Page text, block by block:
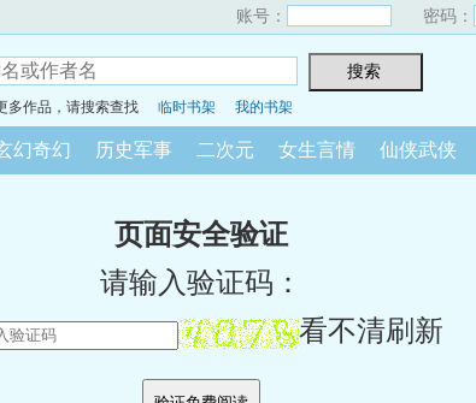
账号： 密码：
多作品，请搜索查找 临时书架 我的书架
幻奇幻 历史军事 二次元 女生言情 仙侠武侠
页面安全验证
请输入验证码：
看不清刷新